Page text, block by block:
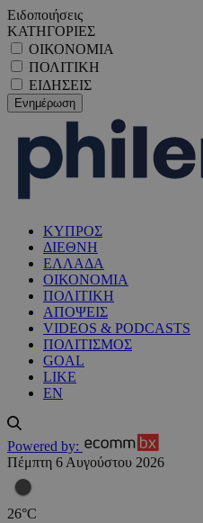
Ειδοποιήσεις
ΚΑΤΗΓΟΡΙΕΣ
ΟΙΚΟΝΟΜΙΑ
ΠΟΛΙΤΙΚΗ
ΕΙΔΗΣΕΙΣ
ΚΥΠΡΟΣ
ΔΙΕΘΝΗ
ΕΛΛΑΔΑ
ΟΙΚΟΝΟΜΙΑ
ΠΟΛΙΤΙΚΗ
ΑΠΟΨΕΙΣ
VIDEOS & PODCASTS
ΠΟΛΙΤΙΣΜΟΣ
GOAL
LIKE
EN
Powered by:
Πέμπτη 6 Αυγούστου 2026
26°C